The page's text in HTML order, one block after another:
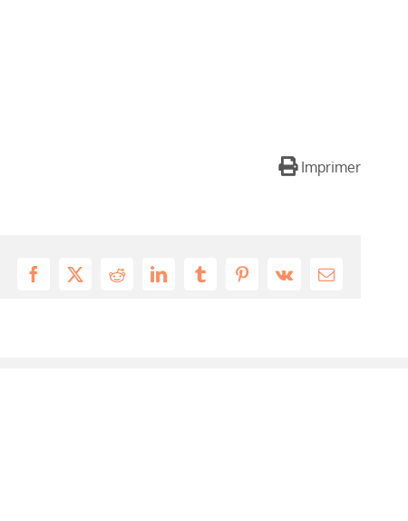
Imprimer
Facebook
X RedditLinkedInTumblrPinterest
Vk Email